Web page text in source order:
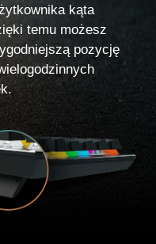
kąta
temu możesz
pozycję